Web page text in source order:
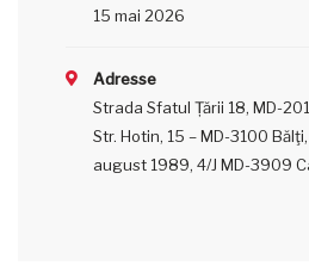
15 mai 2026
Adresse
Strada Sfatul Țării 18, MD-
Str. Hotin, 15 – MD-3100
august 1989, 4/J MD-3909